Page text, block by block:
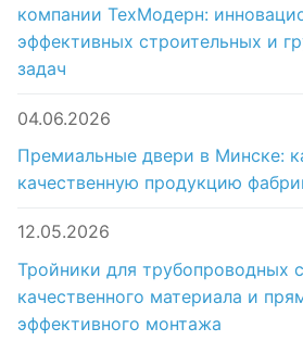
компании ТехМодерн:
эффективных строительных и
задач
04.06.2026
Премиальные двери в Минске:
качественную продукцию
12.05.2026
Тройники для трубопроводных
качественного материала и
эффективного монтажа